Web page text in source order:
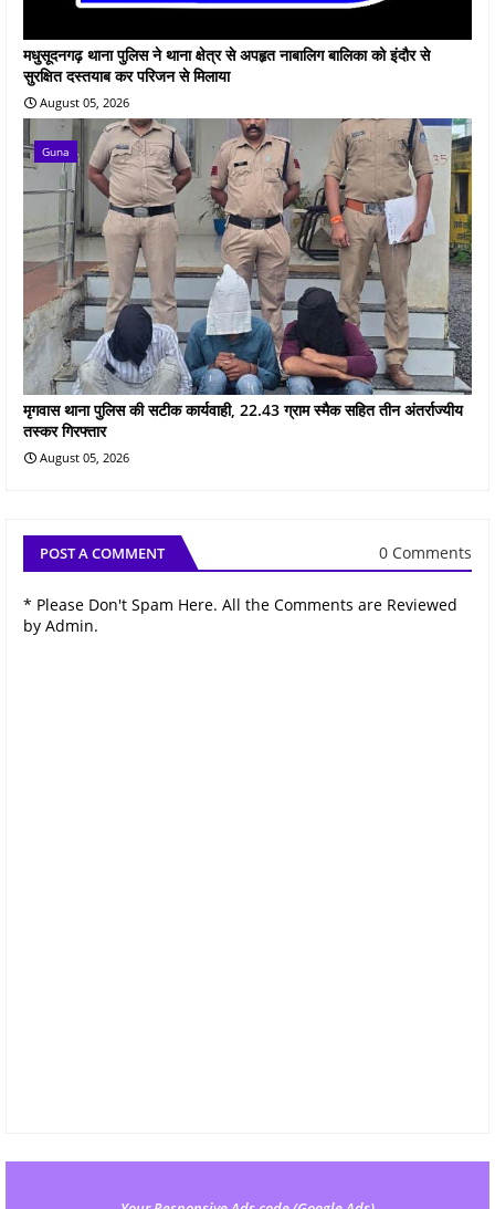
मधुसूदनगढ़ थाना पुलिस ने थाना क्षेत्र से अपहृत नाबालिग बालिका को इंदौर से
सुरक्षित दस्तयाब कर परिजन से मिलाया
August 05, 2026
Guna
मृगवास थाना पुलिस की सटीक कार्यवाही, 22.43 ग्राम स्मैक सहित तीन अंतर्राज्यीय
तस्कर गिरफ्तार
August 05, 2026
POST A COMMENT 0 Comments
* Please Don't Spam Here. All the Comments are Reviewed
by Admin.